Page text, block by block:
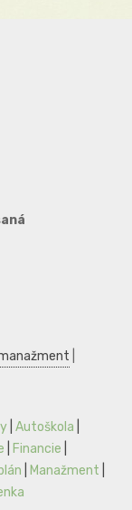
Autoškola
Financie
Manažment